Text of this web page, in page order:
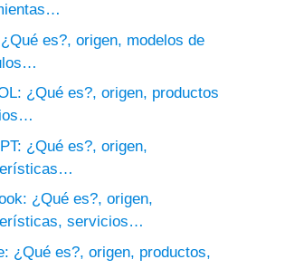
es?, origen, modelos de
¿Qué es?, origen, productos
¿Qué es?, origen,
¿Qué es?, origen,
servicios…
¿Qué es?, origen, productos,